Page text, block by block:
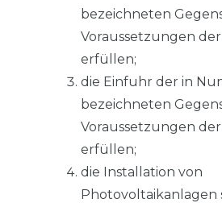
bezeichneten
Voraussetzungen
erfüllen;
die Einfuhr der in
bezeichneten
Voraussetzungen
erfüllen;
die Installation von
Photovoltaikanlagen